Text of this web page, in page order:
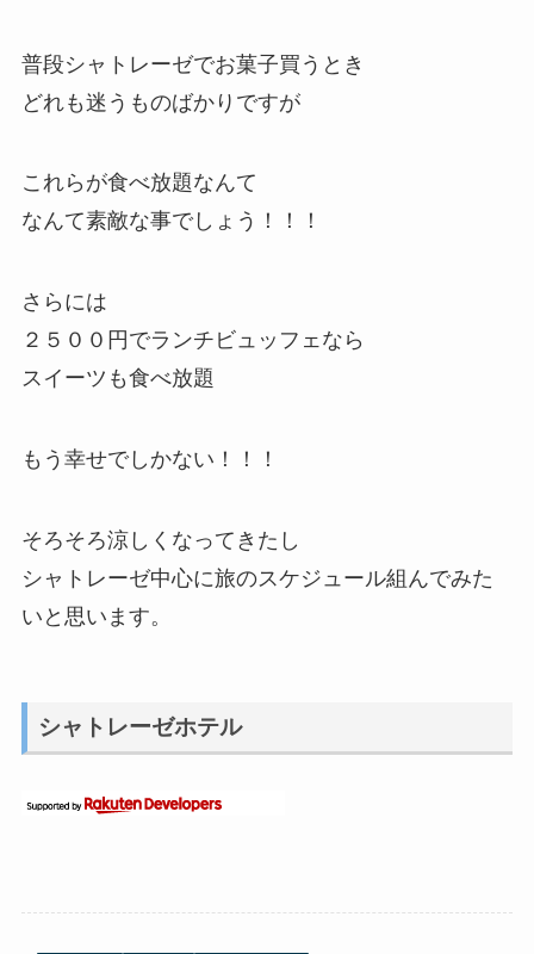
普段シャトレーゼでお菓子買うとき
どれも迷うものばかりですが
これらが食べ放題なんて
なんて素敵な事でしょう！！！
さらには
２５００円でランチビュッフェなら
スイーツも食べ放題
もう幸せでしかない！！！
そろそろ涼しくなってきたし
シャトレーゼ中心に旅のスケジュール組んでみた
いと思います。
シャトレーゼホテル